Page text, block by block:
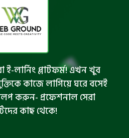
লার্নিং প্লাটফর্ম! এখন খুব
কাজে লাগিয়ে ঘরে বসেই
করুন- প্রফেশনাল সেরা
কাছ থেকে!